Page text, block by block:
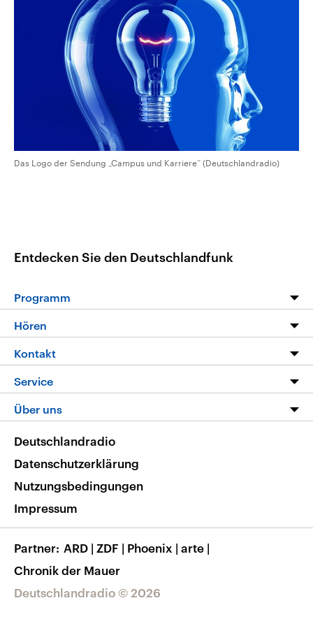
aktuelle Weltgeschehen.
Diese wird wie die
Libanon vom Iran
Sendungen Programm Podcasts
Audio-Archiv
Das Logo der Sendung „Campus und Karriere“ (Deutschlandradio)
Entdecken Sie den Deutschlandfunk
Programm
Programm
Die Nachrichten
Nachrichtenleicht
Neue Beiträge auf dlf.de
Hören
Livestream
Podcasts
Deutschlandfunk App
Nachrichten App
Frequenzen
Kontakt
Hörerservice
Service
FAQ
Veranstaltungen
Musikliste
RSS
Über uns
Barrierefreiheit
Deutschlandradio © 2026
Deutschlandradio
Datenschutzerklärung
Nutzungsbedingungen
Impressum
Partner ARD | ZDF | Phoenix | arte |
Chronik der Mauer